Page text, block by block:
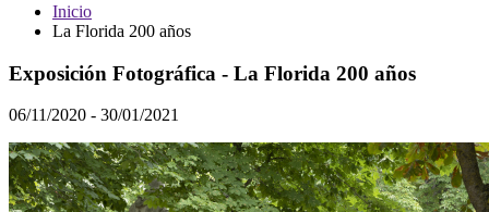
Inicio
La Florida 200 años
Exposición Fotográfica - La Florida 200 años
06/11/2020 - 30/01/2021